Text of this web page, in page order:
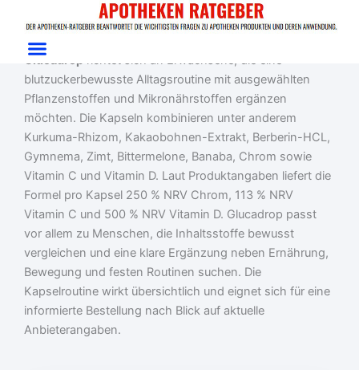
Inhalt
springen
Blutzucker/ Glucadrop
Glucadrop Test: Kapseln für blutzuckerbewusste Routinen
Glucadrop richtet sich an Erwachsene, die eine
blutzuckerbewusste Alltagsroutine mit ausgewählten
Pflanzenstoffen und Mikronährstoffen ergänzen
möchten. Die Kapseln kombinieren unter anderem
Kurkuma-Rhizom, Kakaobohnen-Extrakt, Berberin-HCL,
Gymnema, Zimt, Bittermelone, Banaba, Chrom sowie
Vitamin C und Vitamin D. Laut Produktangaben liefert die
Formel pro Kapsel 250 % NRV Chrom, 113 % NRV
Vitamin C und 500 % NRV Vitamin D. Glucadrop passt
vor allem zu Menschen, die Inhaltsstoffe bewusst
vergleichen und eine klare Ergänzung neben Ernährung,
Bewegung und festen Routinen suchen. Die
Kapselroutine wirkt übersichtlich und eignet sich für eine
informierte Bestellung nach Blick auf aktuelle
Anbieterangaben.